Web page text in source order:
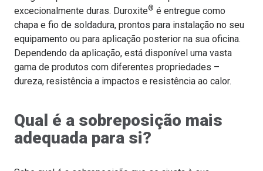
excecionalmente duras. Duroxite® é entregue como
chapa e fio de soldadura, prontos para instalação no seu
equipamento ou para aplicação posterior na sua oficina.
Dependendo da aplicação, está disponível uma vasta
gama de produtos com diferentes propriedades –
dureza, resistência a impactos e resistência ao calor.
Qual é a sobreposição mais
adequada para si?